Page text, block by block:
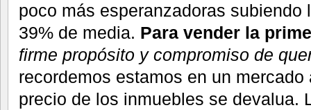
poco más esperanzadoras subiendo
39% de media. Para vender la
firme propósito y compromiso de
recordemos estamos en un
precio de los inmuebles se devalua.